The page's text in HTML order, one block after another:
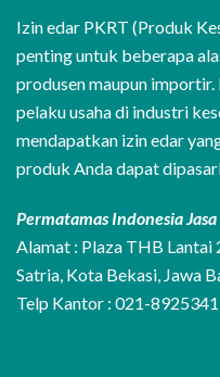
Izin edar PKRT (Produk
penting untuk beberapa
produsen maupun
pelaku usaha di industri
mendapatkan izin edar
produk Anda dapat
Permatamas Indonesia
Alamat : Plaza THB Lantai
Satria, Kota Bekasi, Jawa
Telp Kantor : 021-